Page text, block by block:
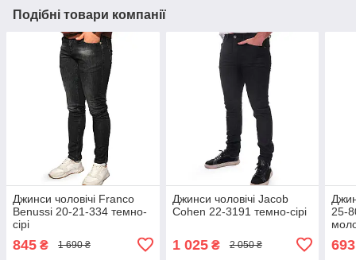
Подібні товари компанії
Джинси чоловічі Franco
Benussi 20-21-334 темно-
сірі
845 ₴ 1 690 ₴
Джинси чоловічі Jacob
Cohen 22-3191 темно-сірі
1 025₴ 2 050 ₴
25-
693